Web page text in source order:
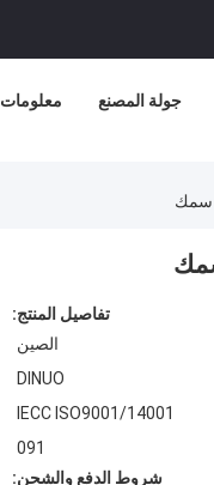
معلومات جولة المصنع
تفاصيل المنتج:
الصين
DINUO
IECC ISO9001/14001
091
شروط الدفع والشحن: